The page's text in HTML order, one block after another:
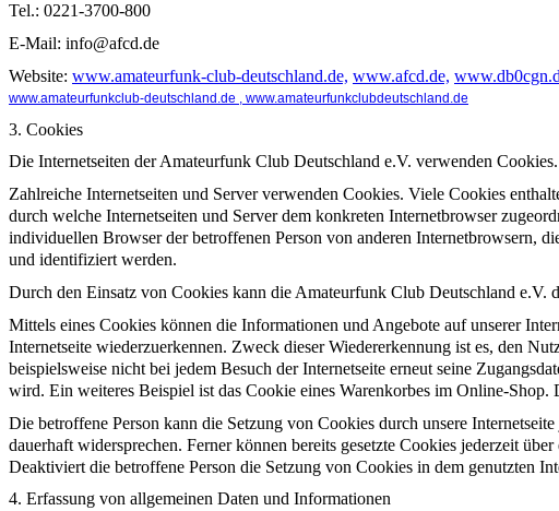
Tel.: 0221-3700-800
E-Mail: info@afcd.de
Website: www.amateurfunk-club-deutschland.de, www.afcd.de,
www.amateurfunkclub-deutschland.de , www.amateurfunkclubdeutschland.de
3. Cookies
Die Internetseiten der Amateurfunk Club Deutschland e.V. verwenden
Zahlreiche Internetseiten und Server verwenden Cookies. Viele Cookies
durch welche Internetseiten und Server dem konkreten Internetbrowser
individuellen Browser der betroffenen Person von anderen Internetbrowsern,
und identifiziert werden.
Durch den Einsatz von Cookies kann die Amateurfunk Club Deutschland e.V.
Mittels eines Cookies können die Informationen und Angebote auf unserer
Internetseite wiederzuerkennen. Zweck dieser Wiedererkennung ist es, den
beispielsweise nicht bei jedem Besuch der Internetseite erneut seine
wird. Ein weiteres Beispiel ist das Cookie eines Warenkorbes im Online-
Die betroffene Person kann die Setzung von Cookies durch unsere
dauerhaft widersprechen. Ferner können bereits gesetzte Cookies jederzeit
Deaktiviert die betroffene Person die Setzung von Cookies in dem genutzten
4. Erfassung von allgemeinen Daten und Informationen